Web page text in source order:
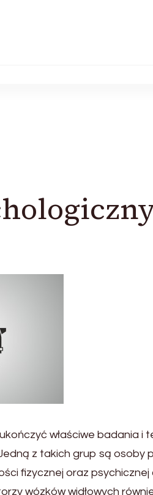
właściwe badania i
z takich grup są osoby
fizycznej oraz
wózków widłowych